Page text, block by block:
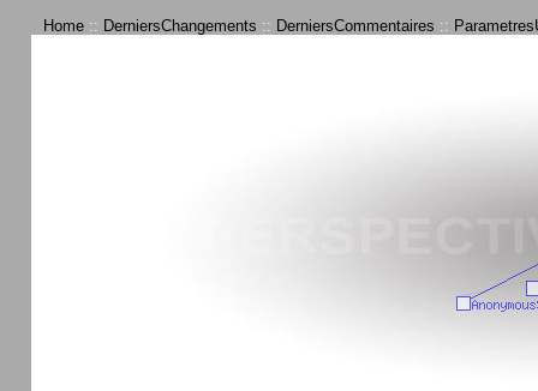
Home :: DerniersChangements :: DerniersCommentaires ::